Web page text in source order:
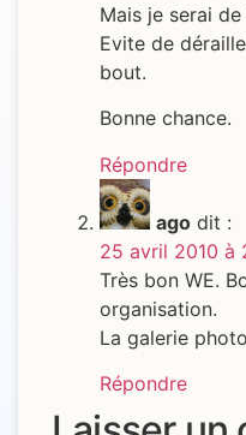
Mais je serai
Evite de
bout.
Bonne chance.
Répondre
ago dit :
25 avril 2010 à
Très bon WE.
organisation.
La galerie
Répondre